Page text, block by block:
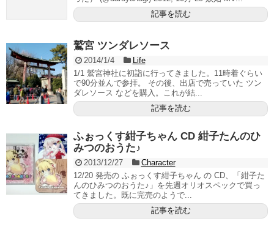
記事を読む
鷲宮 ツンダレソース
2014/1/4
Life
1/1 鷲宮神社に初詣に行ってきました。11時着ぐらい
で90分並んで参拝。 その後、出店で売っていた ツン
ダレソース などを購入。これが結...
記事を読む
ふぉっくす紺子ちゃん CD 紺子たんのひ
みつのおうた♪
2013/12/27
Character
12/20 発売の ふぉっくす紺子ちゃん の CD、「紺子た
んのひみつのおうた♪」を先週オリオスペックで買っ
てきました。既に完売のようで...
記事を読む